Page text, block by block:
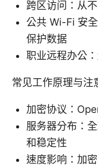
跨区访问：从
公共 Wi-Fi 安
保护数据
职业远程办公
常见工作原理与注
加密协议：
服务器分布：
和稳定性
速度影响：加